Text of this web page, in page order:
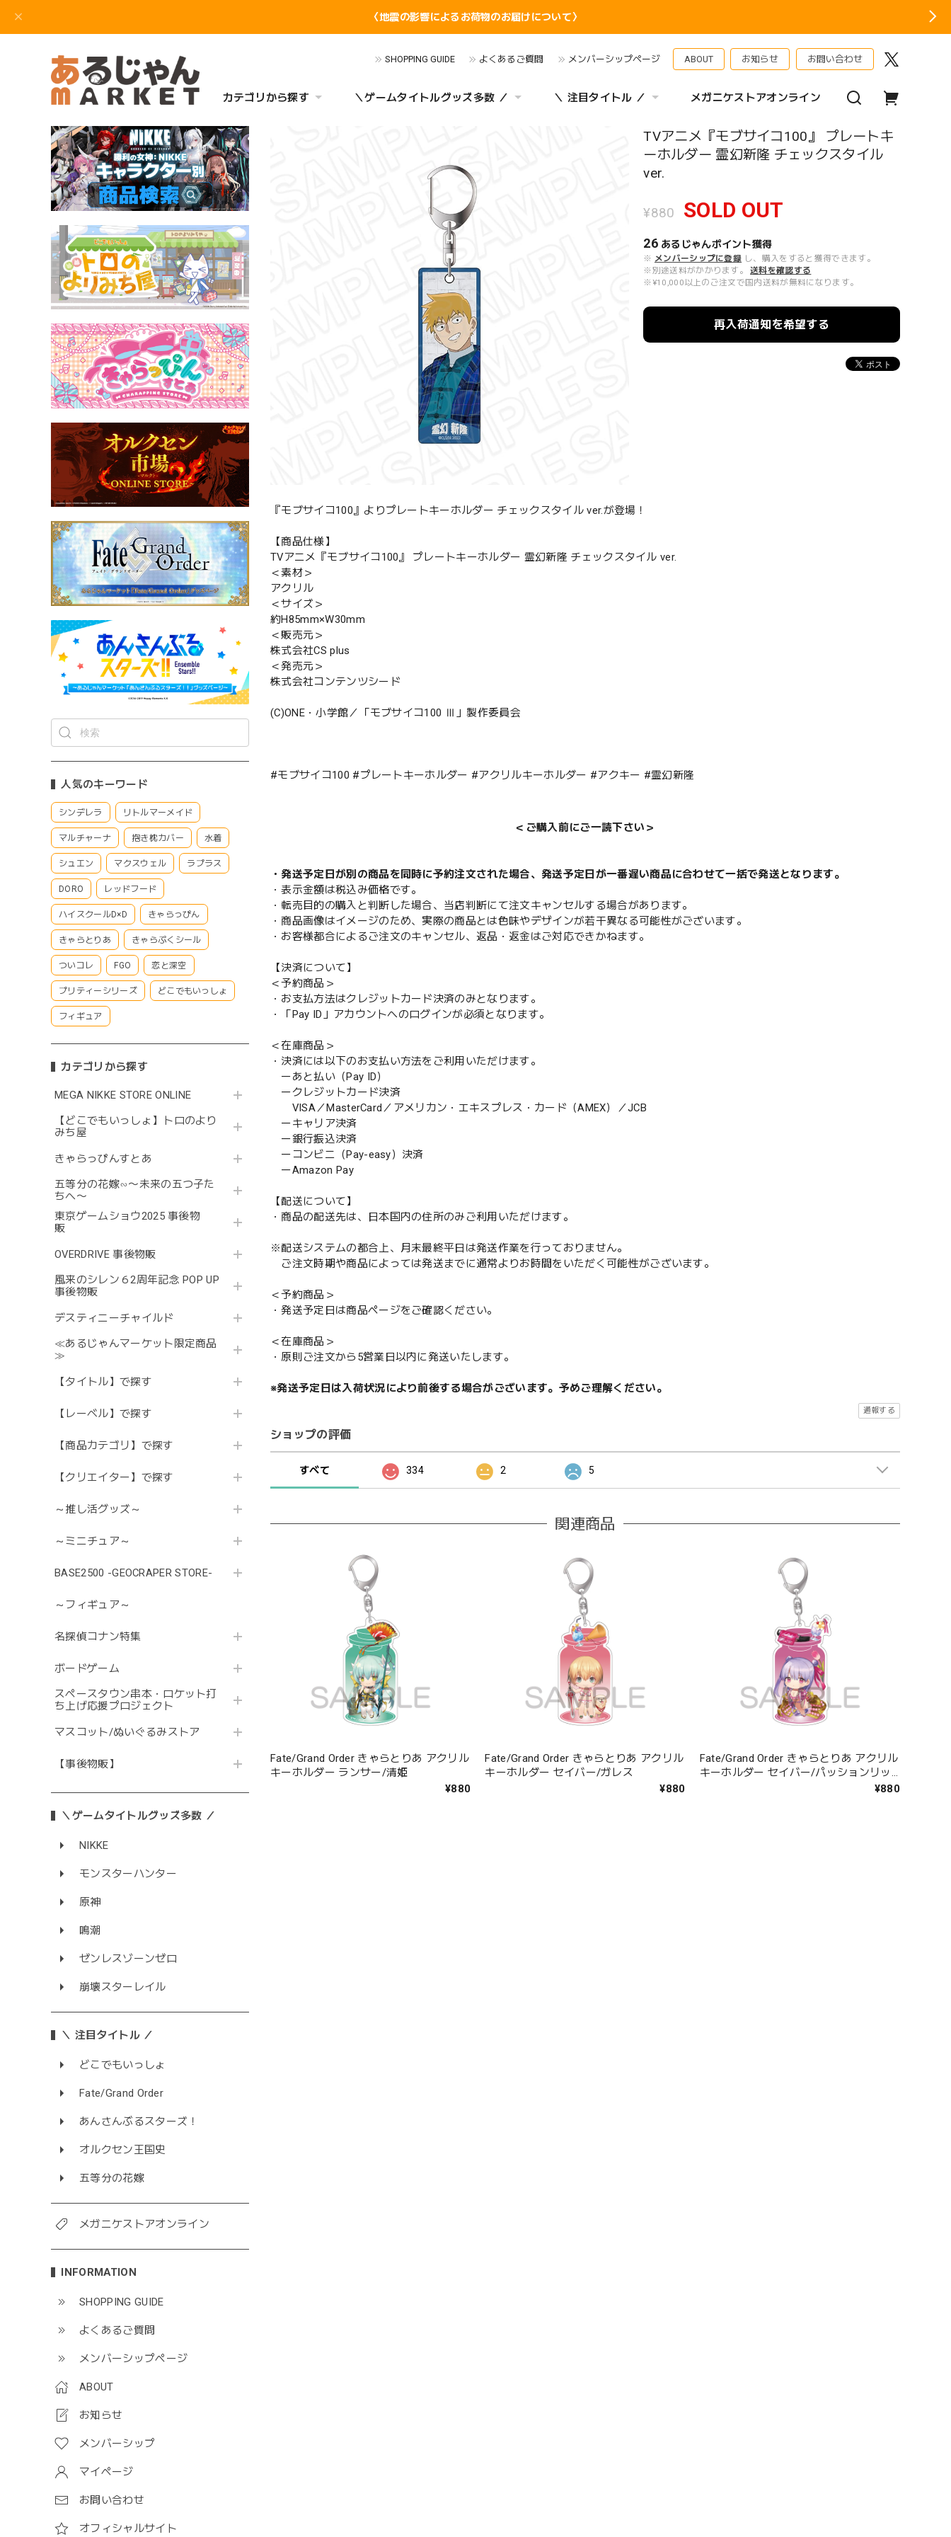
〈地震の影響によるお荷物のお届けについて〉
SHOPPING GUIDE よくあるご質問 メンバーシップページ ABOUT お知らせ お問い合わせ
カテゴリから探す ＼ゲームタイトルグッズ多数 ／ ＼ 注目タイトル ／ メガニケストアオンライン
人気のキーワード
シンデレラ リトルマーメイド
マルチャーナ 抱き枕カバー 水着
シュエン マクスウェル ラプラス
DORO レッドフード
ハイスクールD×D きゃらっぴん
きゃらとりあ きゃらぷくシール
ついコレ FGO 恋と深空
プリティーシリーズ どこでもいっしょ
フィギュア
カテゴリから探す
MEGA NIKKE STORE ONLINE
【どこでもいっしょ】トロのより
みち屋
きゃらっぴんすとあ
五等分の花嫁∽〜未来の五つ子た
ちへ〜
東京ゲームショウ2025 事後物
販
OVERDRIVE 事後物販
風来のシレン６2周年記念 POP UP
事後物販
デスティニーチャイルド
≪あるじゃんマーケット限定商品
≫
【タイトル】で探す
【レーベル】で探す
【商品カテゴリ】で探す
【クリエイター】で探す
～推し活グッズ～
～ミニチュア～
BASE2500 -GEOCRAPER STORE-
～フィギュア～
名探偵コナン特集
ボードゲーム
スペースタウン串本・ロケット打
ち上げ応援プロジェクト
マスコット/ぬいぐるみストア
【事後物販】
＼ゲームタイトルグッズ多数 ／
NIKKE
モンスターハンター
原神
鳴潮
ゼンレスゾーンゼロ
崩壊スターレイル
＼ 注目タイトル ／
どこでもいっしょ
Fate/Grand Order
あんさんぶるスターズ！
オルクセン王国史
五等分の花嫁
メガニケストアオンライン
INFORMATION
SHOPPING GUIDE
よくあるご質問
メンバーシップページ
ABOUT
お知らせ
メンバーシップ
マイページ
お問い合わせ
オフィシャルサイト
TVアニメ『モブサイコ100』 プレートキ
ーホルダー 霊幻新隆 チェックスタイル
ver.
¥880 SOLD OUT
26 あるじゃんポイント獲得
※ メンバーシップに登録 し、購入をすると獲得できます。
※別途送料がかかります。
送料を確認する
※¥10,000以上のご注文で国内送料が無料になります。
再入荷通知を希望する
『モブサイコ100』よりプレートキーホルダー チェックスタイル ver.が登場！
【商品仕様】
TVアニメ『モブサイコ100』 プレートキーホルダー 霊幻新隆 チェックスタイル ver.
＜素材＞
アクリル
＜サイズ＞
約H85mm×W30mm
＜販売元＞
株式会社CS plus
＜発売元＞
株式会社コンテンツシード
(C)ONE・小学館／「モブサイコ100 Ⅲ」製作委員会
#モブサイコ100 #プレートキーホルダー #アクリルキーホルダー #アクキー #霊幻新隆
＜ご購入前にご一読下さい＞
・発送予定日が別の商品を同時に予約注文された場合、発送予定日が一番遅い商品に合わせて一括で発送となります。
・表示金額は税込み価格です。
・転売目的の購入と判断した場合、当店判断にて注文キャンセルする場合があります。
・商品画像はイメージのため、実際の商品とは色味やデザインが若干異なる可能性がございます。
・お客様都合によるご注文のキャンセル、返品・返金はご対応できかねます。
【決済について】
＜予約商品＞
・お支払方法はクレジットカード決済のみとなります。
・「Pay ID」アカウントへのログインが必須となります。
＜在庫商品＞
・決済には以下のお支払い方法をご利用いただけます。
ーあと払い（Pay ID）
ークレジットカード決済
VISA／MasterCard／アメリカン・エキスプレス・カード（AMEX）／JCB
ーキャリア決済
ー銀行振込決済
ーコンビニ（Pay-easy）決済
ーAmazon Pay
【配送について】
・商品の配送先は、日本国内の住所のみご利用いただけます。
※配送システムの都合上、月末最終平日は発送作業を行っておりません。
ご注文時期や商品によっては発送までに通常よりお時間をいただく可能性がございます。
＜予約商品＞
・発送予定日は商品ページをご確認ください。
＜在庫商品＞
・原則ご注文から5営業日以内に発送いたします。
※発送予定日は入荷状況により前後する場合がございます。予めご理解ください。
通報する
ショップの評価
すべて 334 2 5
関連商品
Fate/Grand Order きゃらとりあ アクリル
キーホルダー ランサー/清姫
¥880
Fate/Grand Order きゃらとりあ アクリル
キーホルダー セイバー/ガレス
¥880
Fate/Grand Order きゃらとりあ アクリル
キーホルダー セイバー/パッションリッ
¥880